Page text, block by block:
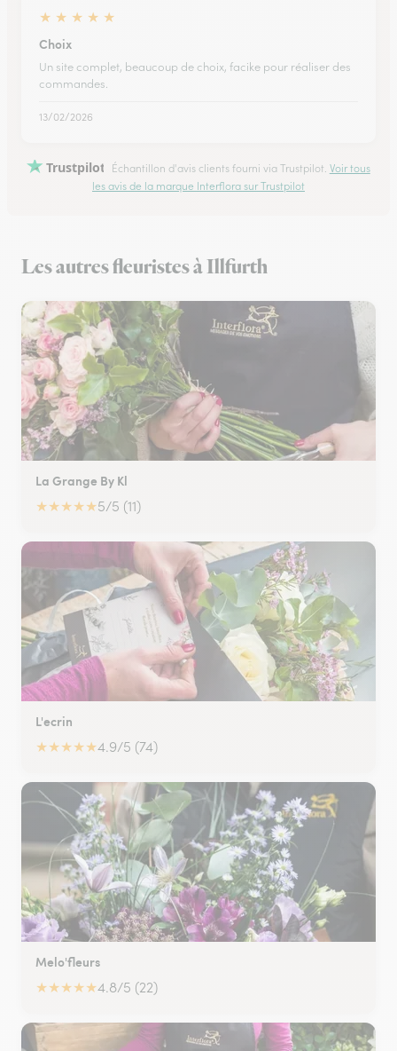
★ ★ ★ ★ ★
Choix
Un site complet, beaucoup de choix, facike pour réaliser des
commandes.
13/02/2026
Trustpilot Échantillon d'avis clients fourni via Trustpilot. Voir tous
les avis de la marque Interflora sur Trustpilot
Les autres fleuristes à Illfurth
La Grange By Kl
★★★★★5/5 (11)
L'ecrin
★★★★★4.9/5 (74)
Melo'fleurs
★★★★★4.8/5 (22)